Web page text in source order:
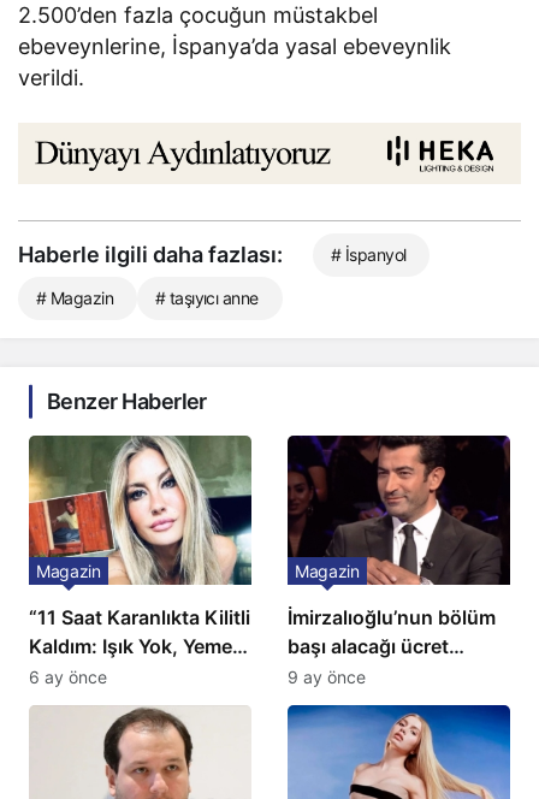
2.500’den fazla çocuğun müstakbel
ebeveynlerine, İspanya’da yasal ebeveynlik
verildi.
Haberle ilgili daha fazlası: # İspanyol
# Magazin # taşıyıcı anne
Benzer Haberler
“11 Saat Karanlıkta Kilitli
Kaldım: Işık Yok, Yemek
Yok, Tuvalet Yok!”
Çağla Şikel’den Şok
Magazin
6 ay önce
İmirzalıoğlu’nun bölüm
başı alacağı ücret
Türkiye’de bir ilk:
Gözünü 2 ilçeye dikti!
Magazin
9 ay önce